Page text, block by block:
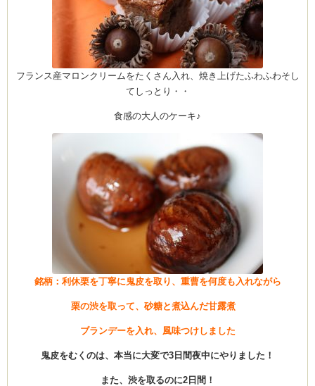
フランス産マロンクリームをたくさん入れ、焼き上げたふわふわそし
てしっとり・・
食感の大人のケーキ♪
銘柄：利休栗を丁寧に鬼皮を取り、重曹を何度も入れながら
栗の渋を取って、砂糖と煮込んだ甘露煮
ブランデーを入れ、風味つけしました
鬼皮をむくのは、本当に大変で3日間夜中にやりました！
また、渋を取るのに2日間！